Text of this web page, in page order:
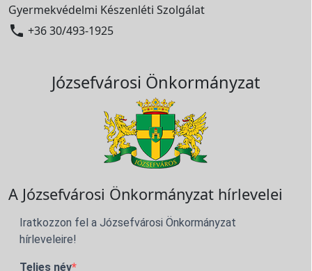
Gyermekvédelmi Készenléti Szolgálat
 +36 30/493-1925
Józsefvárosi Önkormányzat
A Józsefvárosi Önkormányzat hírlevelei
Iratkozzon fel a Józsefvárosi Önkormányzat
hírleveleire!
Teljes név